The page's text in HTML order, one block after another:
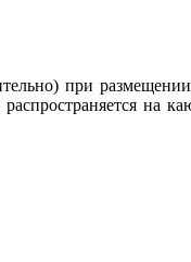
при размещении